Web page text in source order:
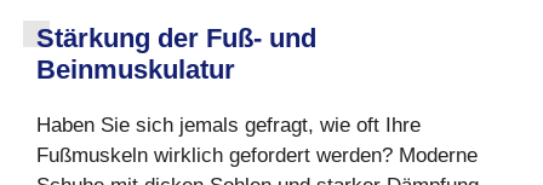
Stärkung der Fuß- und
Beinmuskulatur
Haben Sie sich jemals gefragt, wie oft Ihre
Fußmuskeln wirklich gefordert werden? Moderne